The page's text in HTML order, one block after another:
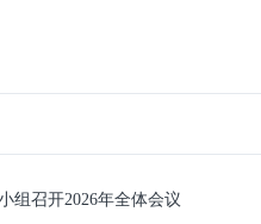
组召开2026年全体会议